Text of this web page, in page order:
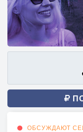
ОБСУЖДАЮТ